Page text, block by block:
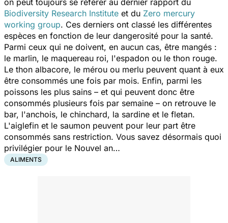
Biodiversity Research Institute et du Zero mercury
working group. Ces derniers ont classé les différentes
espèces en fonction de leur dangerosité pour la santé.
Parmi ceux qui ne doivent, en aucun cas, être mangés :
le marlin, le maquereau roi, l'espadon ou le thon rouge.
Le thon albacore, le mérou ou merlu peuvent quant à eux
être consommés une fois par mois. Enfin, parmi les
poissons les plus sains – et qui peuvent donc être
consommés plusieurs fois par semaine – on retrouve le
bar, l'anchois, le chinchard, la sardine et le fletan.
L'aiglefin et le saumon peuvent pour leur part être
consommés sans restriction. Vous savez désormais quoi
privilégier pour le Nouvel an…
ALIMENTS